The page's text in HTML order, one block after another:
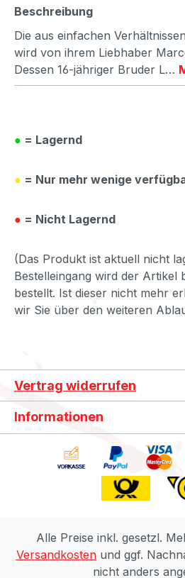
Beschreibung
Die aus einfachen
wird von ihrem Liebhaber
Dessen 16-jähriger Bruder L…
● = Lagernd
● = Nur mehr wenige
● = Nicht Lagernd
(Das Produkt ist aktuell nicht
Bestelleingang wird der Artikel
bestellt. Ist dieser nicht mehr
wir Sie über den weiteren
Vertrag widerrufen
Informationen
Alle Preise inkl. gesetzl.
Versandkostenund ggf.
nicht anders